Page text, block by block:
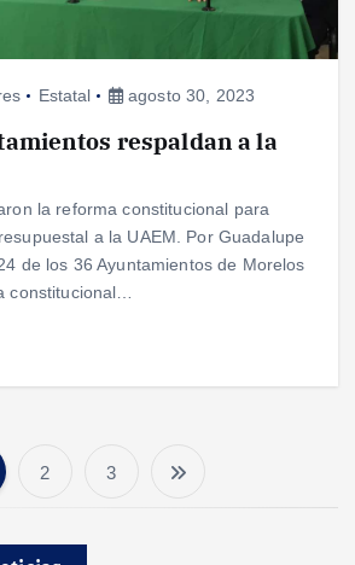
Estatal agosto 30, 2023
respaldan a la
la reforma constitucional para
a la UAEM. Por Guadalupe
de los 36 Ayuntamientos de Morelos
constitucional…
2 3